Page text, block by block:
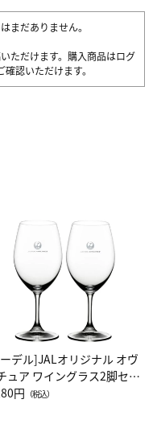
まだありません。
ただけます。購入商品はログ
確認いただけます。
デル]JALオリジナル オヴ
ュア ワイングラス2脚セッ
レッドワイン）
円 （税込）